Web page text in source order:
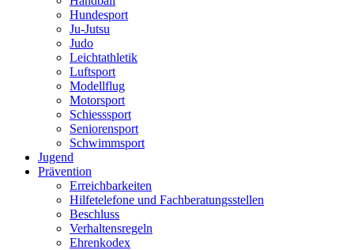
Hundesport
Ju-Jutsu
Judo
Leichtathletik
Luftsport
Modellflug
Motorsport
Schiesssport
Seniorensport
Schwimmsport
Jugend
Prävention
Erreichbarkeiten
Hilfetelefone und Fachberatungsstellen
Beschluss
Verhaltensregeln
Ehrenkodex